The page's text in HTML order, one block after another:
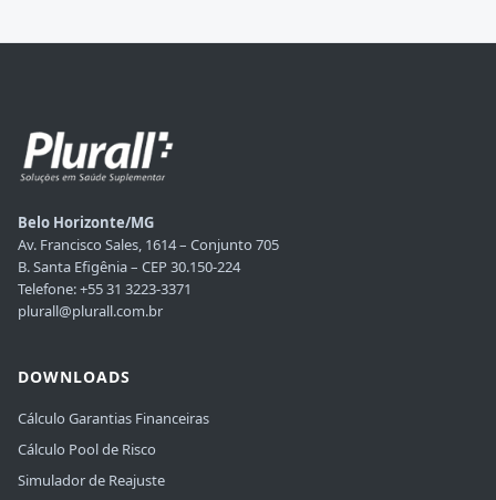
Belo Horizonte/MG
Av. Francisco Sales, 1614 – Conjunto 705
B. Santa Efigênia – CEP 30.150-224
Telefone: +55 31 3223-3371
plurall@plurall.com.br
DOWNLOADS
Cálculo Garantias Financeiras
Cálculo Pool de Risco
Simulador de Reajuste